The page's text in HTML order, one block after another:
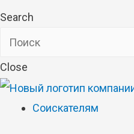
Search
Close
Соискателям